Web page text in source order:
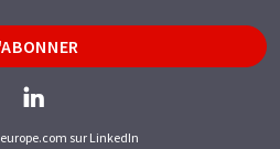
sur LinkedIn